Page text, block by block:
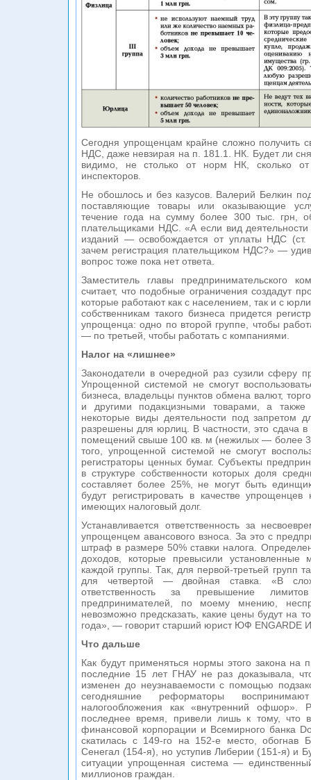
Сегодня упрощенцам крайне сложно получить
НДС, даже невзирая на п. 181.1. НК. Будет ли
видимо, не столько от норм НК, сколько от
инспекторов.
Не обошлось и без казусов. Валерий Белкин
поставляющие товары или оказывающие
течение года на сумму более 300 тыс. грн,
плательщиками НДС. «А если вид
изданий — освобождается от уплаты НДС
зачем регистрация плательщиком НДС?» —
вопрос тоже пока нет ответа.
Заместитель главы предпринимательского
считает, что подобные ограничения создадут
которые работают как с населением, так и с
собственникам такого бизнеса придется
упрощенца: одно по второй группе, чтобы
— по третьей, чтобы работать с компаниями.
Налог на «лишнее»
Законодатели в очередной раз сузили сферу
Упрощенной системой не смогут
бизнеса, владельцы пунктов обмена валют,
и другими подакцизными товарами, а
некоторые виды деятельности под запретом
разрешены для юрлиц. В частности, это сдача
помещений свыше 100 кв. м (нежилых — более
того, упрощенной системой не смогут
регистраторы ценных бумаг. Субъекты
в структуре собственности которых доля
составляет более 25%, не могут быть
будут регистрировать в качестве упрощенцев
имеющих налоговый долг.
Устанавливается ответственность за
упрощенцем авансового взноса. За это с
штраф в размере 50% ставки налога.
доходов, которые превысили установленные
каждой группы. Так, для первой-третьей групп
для четвертой — двойная ставка. «В
ответственность за превышение
предпринимателей, по моему мнению,
невозможно предсказать, какие цены будут на
года», — говорит старший юрист ЮФ ENGARDE
Что дальше
Как будут применяться нормы этого закона на
последние 15 лет ГНАУ не раз доказывала,
изменен до неузнаваемости с помощью
сегодняшние реформаторы
налогообложения как «внутренний офшор».
последнее время, привели лишь к тому, что
финансовой корпорации и Всемирного банка
скатилась с 149-го на 152-е место, обогнав
Сенегал (154-я), но уступив Либерии (151-я) и
ситуации упрощенная система —
миллионов граждан.